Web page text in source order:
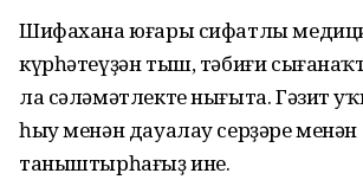
Шифахана юғары сифатлы
күрһәтеүҙән тыш, тәбиғи
ла сәләмәтлекте нығыта. Гәзит
һыу менән дауалау серҙәре менән
таныштырһағыҙ ине.